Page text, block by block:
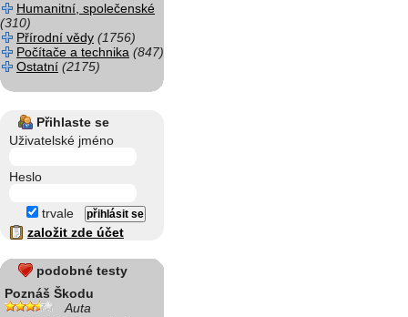
Humanitní, společenské
(310)
Přírodní vědy (1756)
Počítače a technika (847)
Ostatní (2175)
Přihlaste se
Uživatelské jméno
Heslo
trvale
založit zde účet
podobné testy
Poznáš Škodu
Auta